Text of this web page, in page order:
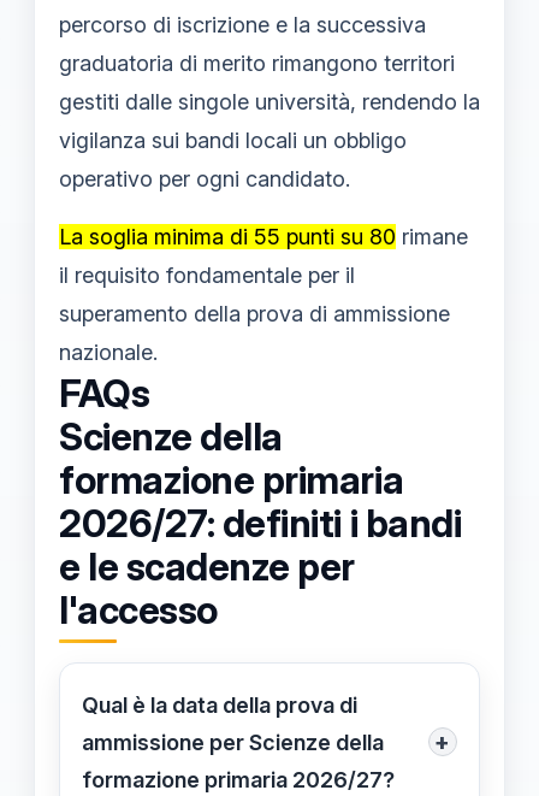
percorso di iscrizione e la successiva
graduatoria di merito rimangono territori
gestiti dalle singole università, rendendo la
vigilanza sui bandi locali un obbligo
operativo per ogni candidato.
La soglia minima di 55 punti su 80 rimane
il requisito fondamentale per il
superamento della prova di ammissione
nazionale.
FAQs
Scienze della
formazione primaria
2026/27: definiti i bandi
e le scadenze per
l'accesso
Qual è la data della prova di
ammissione per Scienze della
formazione primaria 2026/27?
+